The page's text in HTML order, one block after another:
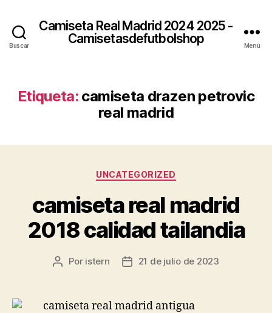
Buscar
Camiseta Real Madrid 2024 2025 -
Camisetasdefutbolshop
Menú
Etiqueta: camiseta drazen petrovic
real madrid
Categorías
UNCATEGORIZED
camiseta real madrid
2018 calidad tailandia
Autor
entrada
Por istern
Fecha
entrada
21 de julio de 2023